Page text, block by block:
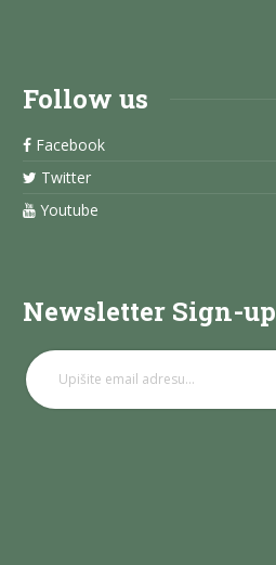
Follow us
Facebook
Twitter
Youtube
Newsletter Sign-up